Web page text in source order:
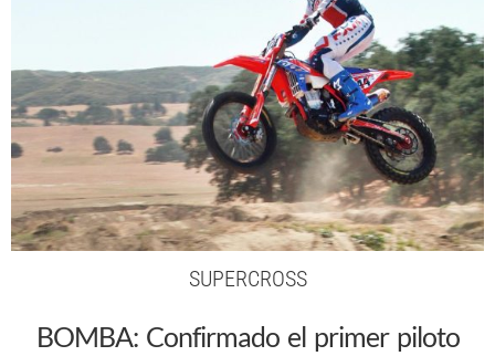
SUPERCROSS
BOMBA: Confirmado el primer piloto